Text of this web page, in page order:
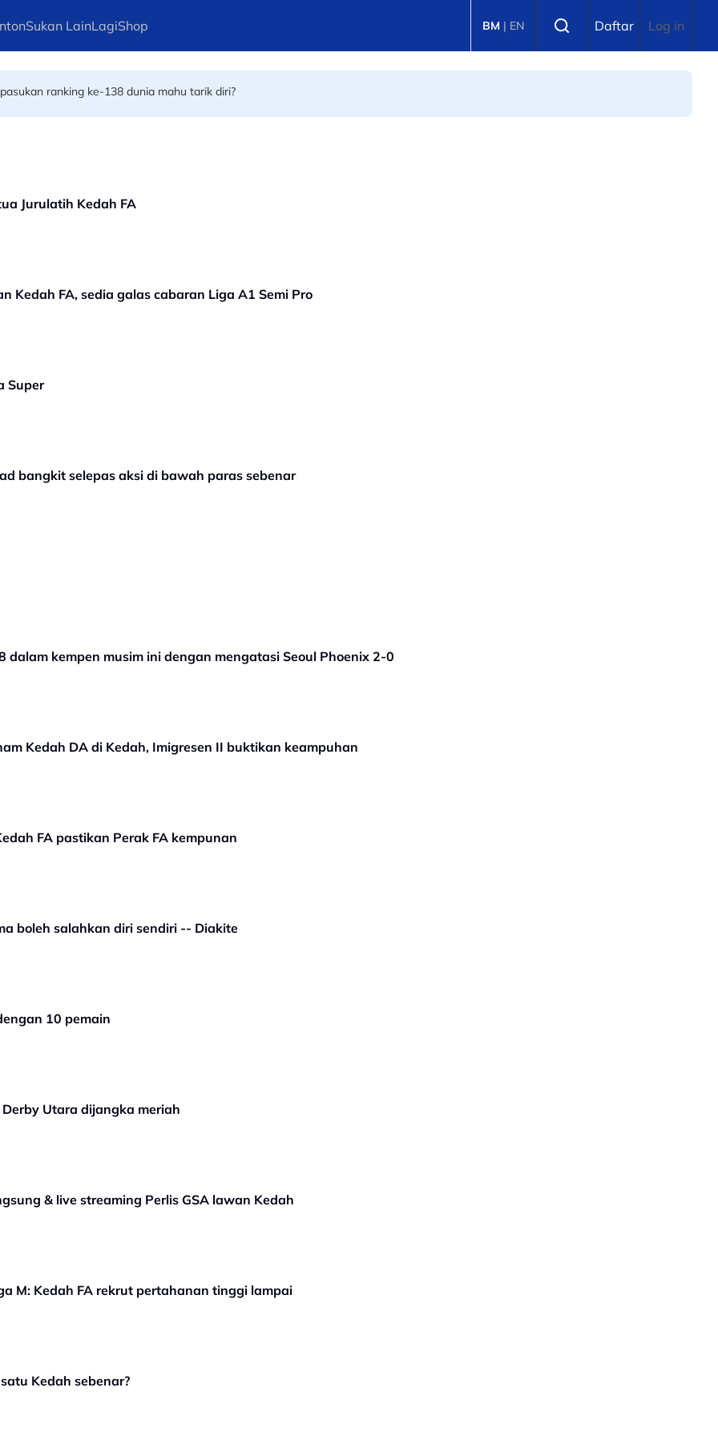
Sukan LainLagiShop BM | EN Daftar Log in
ranking ke-138 dunia mahu tarik diri?
Jurulatih Kedah FA
Kedah FA, sedia galas cabaran Liga A1 Semi Pro
Super
bangkit selepas aksi di bawah paras sebenar
dalam kempen musim ini dengan mengatasi Seoul Phoenix 2-0
Kedah DA di Kedah, Imigresen II buktikan keampuhan
FA pastikan Perak FA kempunan
boleh salahkan diri sendiri -- Diakite
10 pemain
Utara dijangka meriah
& live streaming Perlis GSA lawan Kedah
M: Kedah FA rekrut pertahanan tinggi lampai
Kedah sebenar?